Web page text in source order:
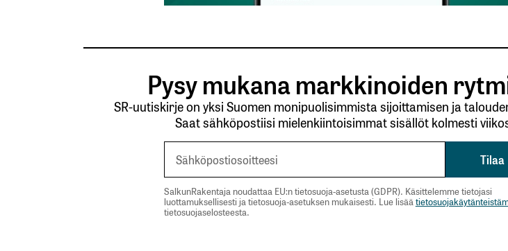
Pysy mukana markkinoiden
SR-uutiskirje on yksi Suomen monipuolisimmista sijoittamisen ja
Saat sähköpostiisi mielenkiintoisimmat sisällöt kolmesti
SalkunRakentaja noudattaa EU:n tietosuoja-asetusta (GDPR). Käsittelemme tietojasi
luottamuksellisesti ja tietosuoja-asetuksen mukaisesti. Lue lisää
tietosuojaselosteesta.